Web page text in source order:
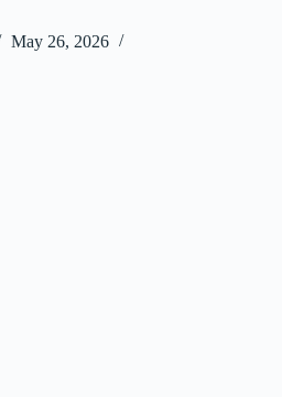
May 26, 2026